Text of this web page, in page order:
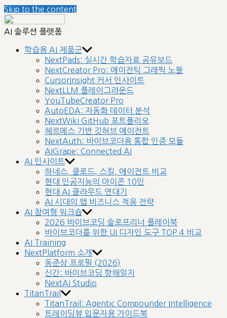
Skip to the content
AI 솔루션 플랫폼
학습용 AI 제품군
NextPads: 실시간 학습자료 공유보드
NextCreator Pro: 에이전틱 그래픽 노블
CursorInsight 커서 인사이트
NextLLM 플레이그라운드
YouTubeCreator Pro
AutoEDA: 자동화 데이터 분석
NextWiki GitHub 포트폴리오
헤르메스 기반 깃허브 에이전트
NextAuth: 바이브코더용 통합 인증 모듈
AIGrape: Connected AI
AI 인사이트
하네스, 클로드, 스킬, 에이전트 비교
현대 인공지능의 아이콘 10인
현대 AI 클라우드 연대기
AI 시대의 앱 비즈니스 적응 전략
AI 참여형 워크숍
2026 바이브코딩 솔로프리너 플레이북
바이브코더를 위한 UI 디자인 도구 TOP 4 비교
AI Training
NextPlatform 소개
동준상 프로필 (2026)
신간: 바이브코딩 항해일지
NextAI Studio
TitanTrail
TitanTrail: Agentic Compounder Intelligence
트레이딩뷰 입문자용 가이드북